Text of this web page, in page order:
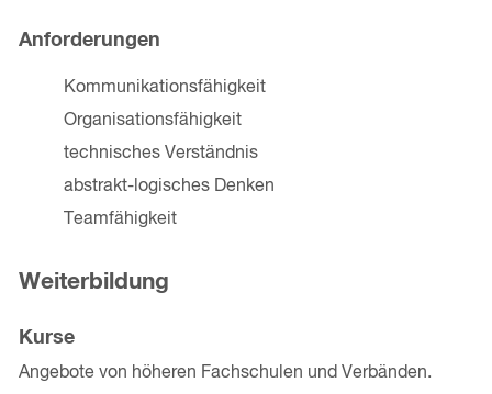
Anforderungen
Kommunikationsfähigkeit
Organisationsfähigkeit
technisches Verständnis
abstrakt-logisches Denken
Teamfähigkeit
Weiterbildung
Kurse
Angebote von höheren Fachschulen und Verbänden.